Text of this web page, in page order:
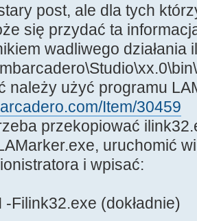
post, ale dla tych
się przydać ta
wadliwego
należy użyć programu
Item/30459
przekopiować
uruchomić
i wpisać:
-Filink32.exe (dokładnie)